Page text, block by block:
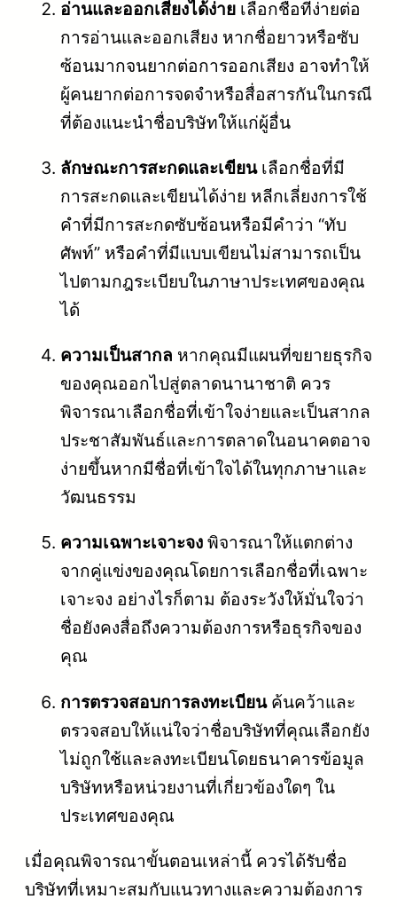
อ่านและออกเสียงได้ง่าย เลือกชื่อที่ง่ายต่อ
การอ่านและออกเสียง หากชื่อยาวหรือซับ
ซ้อนมากจนยากต่อการออกเสียง อาจทำให้
ผู้คนยากต่อการจดจำหรือสื่อสารกันในกรณี
ที่ต้องแนะนำชื่อบริษัทให้แก่ผู้อื่น
ลักษณะการสะกดและเขียนเลือกชื่อที่มี
การสะกดและเขียนได้ง่าย หลีกเลี่ยงการใช้
คำที่มีการสะกดซับซ้อนหรือมีคำว่า “ทับ
ศัพท์” หรือคำที่มีแบบเขียนไม่สามารถเป็น
ไปตามกฎระเบียบในภาษาประเทศของคุณ
ได้
ความเป็นสากล หากคุณมีแผนที่ขยายธุรกิจ
ของคุณออกไปสู่ตลาดนานาชาติ ควร
พิจารณาเลือกชื่อที่เข้าใจง่ายและเป็นสากล
ประชาสัมพันธ์และการตลาดในอนาคตอาจ
ง่ายขึ้นหากมีชื่อที่เข้าใจได้ในทุกภาษาและ
วัฒนธรรม
ความเฉพาะเจาะจง พิจารณาให้แตกต่าง
จากคู่แข่งของคุณโดยการเลือกชื่อที่เฉพาะ
เจาะจง อย่างไรก็ตาม ต้องระวังให้มั่นใจว่า
ชื่อยังคงสื่อถึงความต้องการหรือธุรกิจของ
คุณ
การตรวจสอบการลงทะเบียนค้นคว้าและ
ตรวจสอบให้แน่ใจว่าชื่อบริษัทที่คุณเลือกยัง
ไม่ถูกใช้และลงทะเบียนโดยธนาคารข้อมูล
บริษัทหรือหน่วยงานที่เกี่ยวข้องใดๆ ใน
ประเทศของคุณ
เมื่อคุณพิจารณาขั้นตอนเหล่านี้ ควรได้รับชื่อ
บริษัทที่เหมาะสมกับแนวทางและความต้องการ